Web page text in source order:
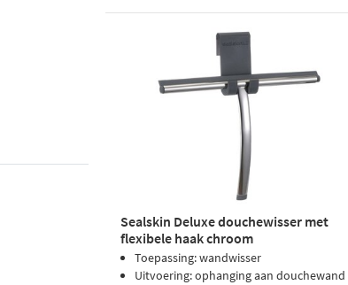
Sealskin Deluxe douchewisser met
flexibele haak chroom
Toepassing: wandwisser
Uitvoering: ophanging aan douchewand